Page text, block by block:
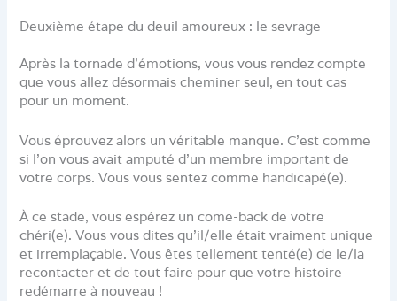
Deuxième étape du deuil amoureux : le sevrage
Après la tornade d’émotions, vous vous rendez compte
que vous allez désormais cheminer seul, en tout cas
pour un moment.
Vous éprouvez alors un véritable manque. C’est comme
si l’on vous avait amputé d’un membre important de
votre corps. Vous vous sentez comme handicapé(e).
À ce stade, vous espérez un come-back de votre
chéri(e). Vous vous dites qu’il/elle était vraiment unique
et irremplaçable. Vous êtes tellement tenté(e) de le/la
recontacter et de tout faire pour que votre histoire
redémarre à nouveau !